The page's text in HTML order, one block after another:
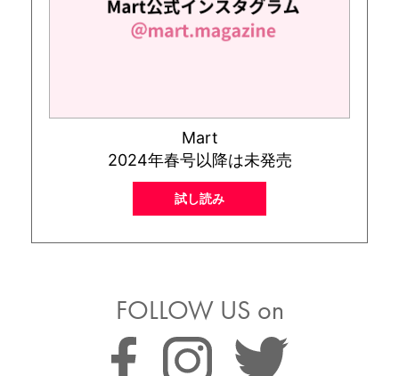
Mart
2024年春号以降は未発売
試し読み
FOLLOW US on